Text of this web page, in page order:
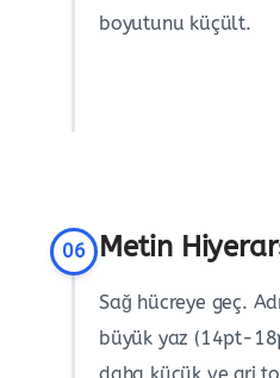
boyutunu küçült.
06 Metin
Sağ hücreye geç.
büyük yaz (14pt-